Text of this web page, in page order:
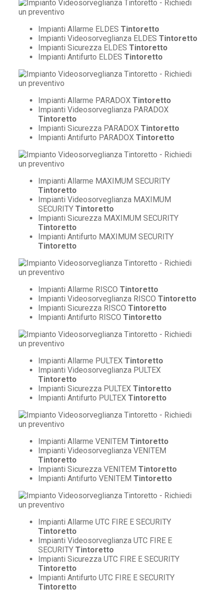
Impianti Allarme ELDES Tintoretto
Impianti Videosorveglianza ELDES Tintoretto
Impianti Sicurezza ELDES Tintoretto
Impianti Antifurto ELDES Tintoretto
Impianti Allarme PARADOX Tintoretto
Impianti Videosorveglianza PARADOX
Tintoretto
Impianti Sicurezza PARADOX Tintoretto
Impianti Antifurto PARADOX Tintoretto
Impianti Allarme MAXIMUM SECURITY
Tintoretto
Impianti Videosorveglianza MAXIMUM
SECURITY Tintoretto
Impianti Sicurezza MAXIMUM SECURITY
Tintoretto
Impianti Antifurto MAXIMUM SECURITY
Tintoretto
Impianti Allarme RISCO Tintoretto
Impianti Videosorveglianza RISCO Tintoretto
Impianti Sicurezza RISCO Tintoretto
Impianti Antifurto RISCO Tintoretto
Impianti Allarme PULTEX Tintoretto
Impianti Videosorveglianza PULTEX
Tintoretto
Impianti Sicurezza PULTEX Tintoretto
Impianti Antifurto PULTEX Tintoretto
Impianti Allarme VENITEM Tintoretto
Impianti Videosorveglianza VENITEM
Tintoretto
Impianti Sicurezza VENITEM Tintoretto
Impianti Antifurto VENITEM Tintoretto
Impianti Allarme UTC FIRE E SECURITY
Tintoretto
Impianti Videosorveglianza UTC FIRE E
SECURITY Tintoretto
Impianti Sicurezza UTC FIRE E SECURITY
Tintoretto
Impianti Antifurto UTC FIRE E SECURITY
Tintoretto